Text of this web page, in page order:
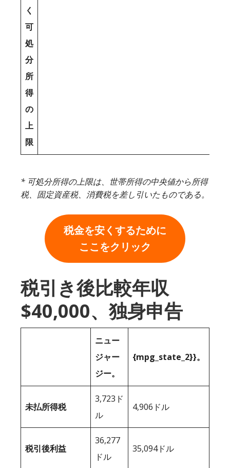
く
可
処
分
所
得
の
上
限
* 可処分所得の上限は、世帯所得の中央値から所得
税、固定資産税、消費税を差し引いたものである。
税金を安くするために
ここをクリック
税引き後比較年収
$40,000、独身申告
ニュー
ジャー
ジー。
{mpg_state_2}}。
未払所得税
3,723ド
ル
4,906ドル
税引後利益
36,277
ドル
35,094ドル